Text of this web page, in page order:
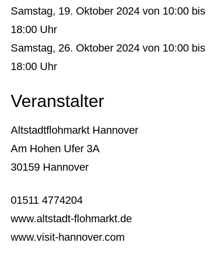
Samstag, 19. Oktober 2024 von 10:00 bis
18:00 Uhr
Samstag, 26. Oktober 2024 von 10:00 bis
18:00 Uhr
Veranstalter
Altstadtflohmarkt Hannover
Am Hohen Ufer 3A
30159 Hannover
01511 4774204
www.altstadt-flohmarkt.de
www.visit-hannover.com